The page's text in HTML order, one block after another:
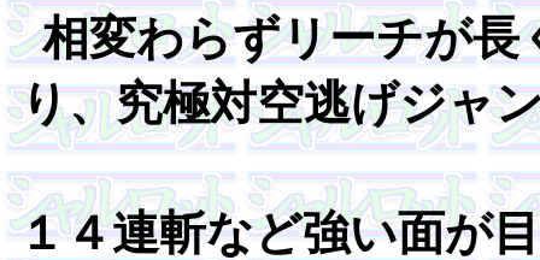
相変わらずリーチが
り、究極対空逃げジャ
１４連斬など強い面が